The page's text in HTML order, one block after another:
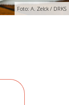
Foto: A. Zelck / DRKS